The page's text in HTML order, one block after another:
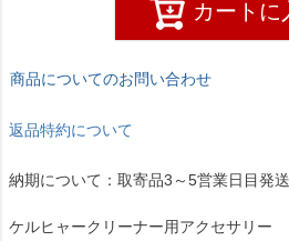
カートに
商品についてのお問い合わせ
返品特約について
納期について：取寄品3～5営業日目発
ケルヒャークリーナー用アクセサリー